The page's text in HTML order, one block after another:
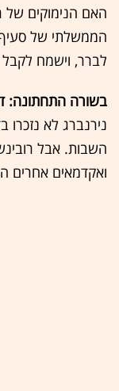
האם הנימוקים של
הממשלתי של
לברר, וישמח לקבל
בשורה התחתונה:
נירנברג לא
השבות. אבל
ואקדמאים אחרים